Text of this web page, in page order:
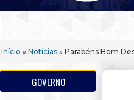
Início » Notícias » Parabéns Bom
GOVERNO